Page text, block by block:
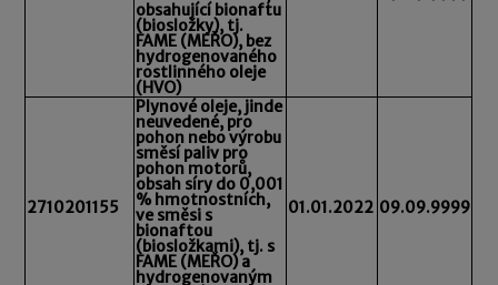
obsahující bionaftu
(biosložky), tj.
FAME (MEŘO), bez
hydrogenovaného
rostlinného oleje
(HVO)
2710201155
Plynové oleje, jinde
neuvedené, pro
pohon nebo výrobu
směsí paliv pro
pohon motorů,
obsah síry do 0,001
% hmotnostních,
ve směsi s
bionaftou
(biosložkami), tj. s
FAME (MEŘO) a
hydrogenovaným
01.01.2022 09.09.9999